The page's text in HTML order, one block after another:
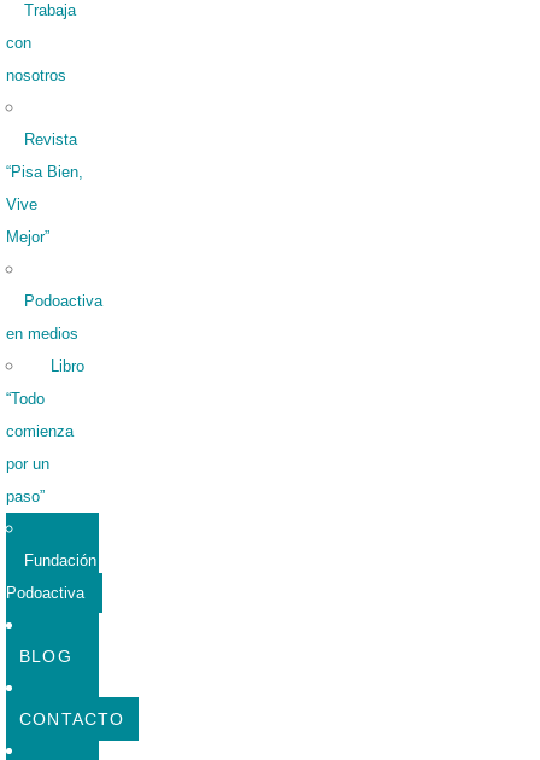
Trabaja
con
nosotros
Revista
“Pisa Bien,
Vive
Mejor”
Podoactiva
en medios
Libro
“Todo
comienza
por un
paso”
Fundación
Podoactiva
BLOG
CONTACTO